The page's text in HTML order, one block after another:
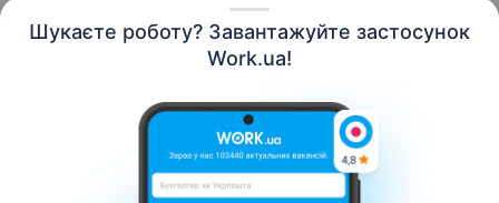
Шукаєте роботу? Завантажуйте застосунок
Work.ua!